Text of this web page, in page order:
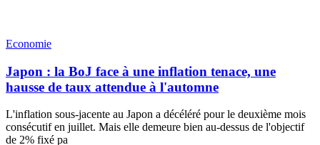
Economie
Japon : la BoJ face à une inflation tenace, une
hausse de taux attendue à l'automne
L'inflation sous-jacente au Japon a décéléré pour le deuxième mois
consécutif en juillet. Mais elle demeure bien au-dessus de l'objectif
de 2% fixé pa